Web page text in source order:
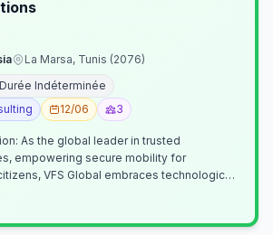
La Marsa, Tunis (2076)
Indéterminée
12/06 3
empowering secure mobility for
VFS Global embraces technological